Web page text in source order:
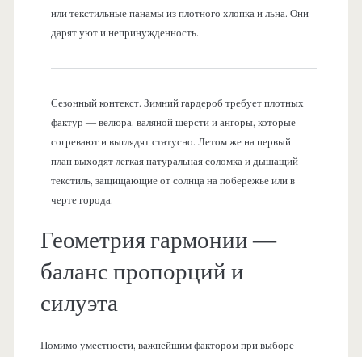
или текстильные панамы из плотного хлопка и льна. Они
дарят уют и непринужденность.
Сезонный контекст. Зимний гардероб требует плотных
фактур — велюра, валяной шерсти и ангоры, которые
согревают и выглядят статусно. Летом же на первый
план выходят легкая натуральная соломка и дышащий
текстиль, защищающие от солнца на побережье или в
черте города.
Геометрия гармонии —
баланс пропорций и
силуэта
Помимо уместности, важнейшим фактором при выборе